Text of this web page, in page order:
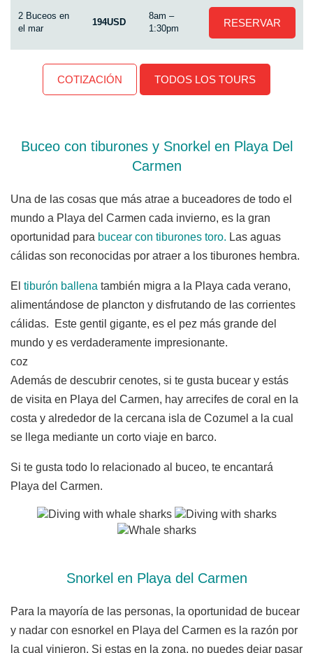
2 Buceos en
el mar
194USD
8am –
1:30pm
RESERVAR
COTIZACIÓN TODOS LOS TOURS
Buceo con tiburones y Snorkel en Playa Del
Carmen
Una de las cosas que más atrae a buceadores de todo el
mundo a Playa del Carmen cada invierno, es la gran
oportunidad para bucear con tiburones toro. Las aguas
cálidas son reconocidas por atraer a los tiburones hembra.
El tiburón ballena también migra a la Playa cada verano,
alimentándose de plancton y disfrutando de las corrientes
cálidas. Este gentil gigante, es el pez más grande del
mundo y es verdaderamente impresionante.
coz
Además de descubrir cenotes, si te gusta bucear y estás
de visita en Playa del Carmen, hay arrecifes de coral en la
costa y alrededor de la cercana isla de Cozumel a la cual
se llega mediante un corto viaje en barco.
Si te gusta todo lo relacionado al buceo, te encantará
Playa del Carmen.
Snorkel en Playa del Carmen
Para la mayoría de las personas, la oportunidad de bucear
y nadar con esnorkel en Playa del Carmen es la razón por
la cual vinieron. Si estas en la zona, no puedes dejar pasar